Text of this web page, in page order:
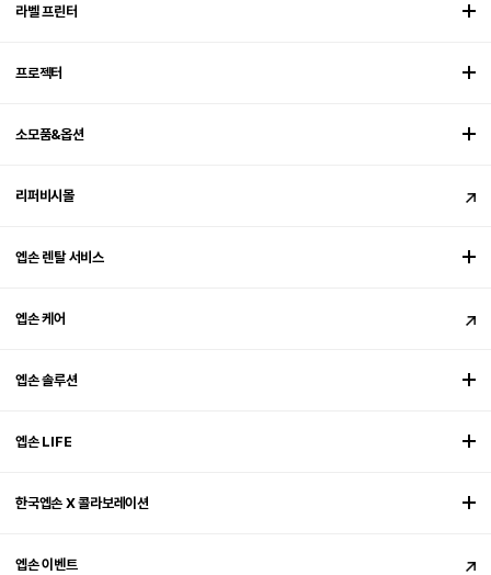
라벨 프린터
프로젝터
소모품&옵션
리퍼비시몰
엡손 렌탈 서비스
엡손 케어
엡손 솔루션
엡손 LIFE
한국엡손 X 콜라보레이션
엡손 이벤트